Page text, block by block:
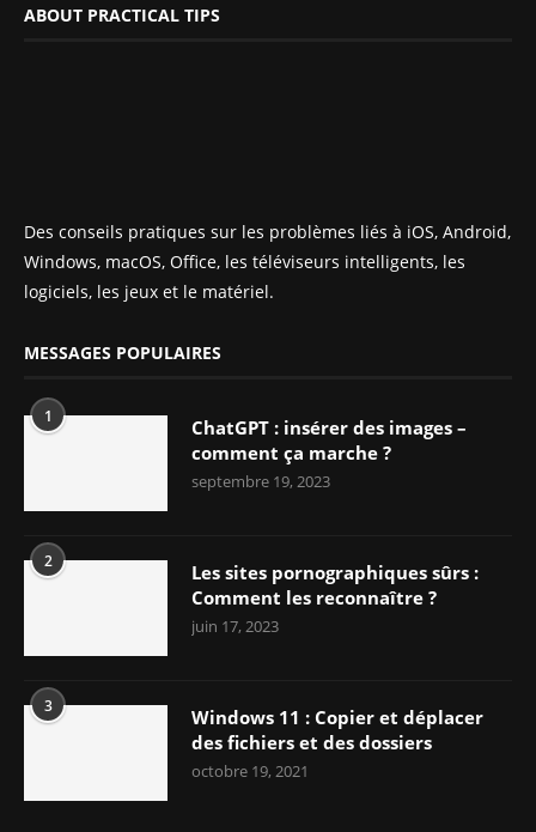
ABOUT PRACTICAL TIPS
Des conseils pratiques sur les problèmes liés à iOS, Android,
Windows, macOS, Office, les téléviseurs intelligents, les
logiciels, les jeux et le matériel.
MESSAGES POPULAIRES
1
ChatGPT : insérer des images –
comment ça marche ?
septembre 19, 2023
2
Les sites pornographiques sûrs :
Comment les reconnaître ?
juin 17, 2023
3
Windows 11 : Copier et déplacer
des fichiers et des dossiers
octobre 19, 2021